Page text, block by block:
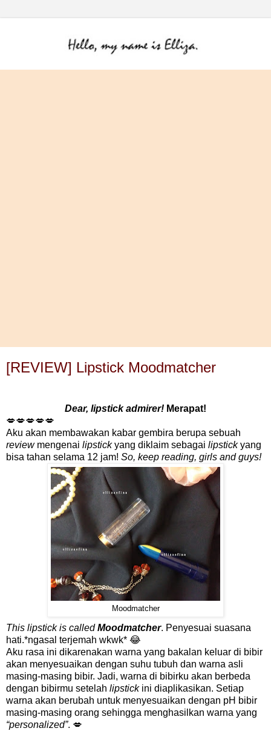
[REVIEW] Lipstick Moodmatcher
Dear, lipstick admirer! Merapat!
💋💋💋💋💋
Aku akan membawakan kabar gembira berupa sebuah
reviewmengenai lipstickyang diklaim sebagai lipstickyang
bisa tahan selama 12 jam! So, keep reading, girls and guys!
Moodmatcher
This lipstick is calledMoodmatcher. Penyesuai suasana
hati.*ngasal terjemah wkwk* 😂
Aku rasa ini dikarenakan warna yang bakalan keluar di bibir
akan menyesuaikan dengan suhu tubuh dan warna asli
masing-masing bibir. Jadi, warna di bibirku akan berbeda
dengan bibirmu setelah lipstickini diaplikasikan. Setiap
warna akan berubah untuk menyesuaikan dengan pH bibir
masing-masing orang sehingga menghasilkan warna yang
“personalized”. 💋